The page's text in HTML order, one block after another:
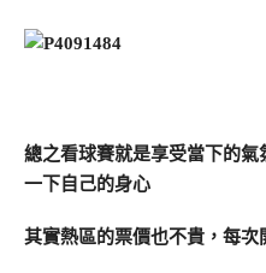
總之看球賽就是享受當下的
一下自己的身心
其實熱區的票價也不貴，每